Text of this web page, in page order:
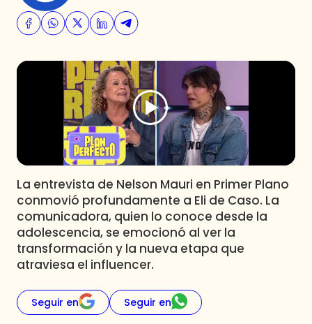
La entrevista de Nelson Mauri en Primer Plano
conmovió profundamente a Eli de Caso. La
comunicadora, quien lo conoce desde la
adolescencia, se emocionó al ver la
transformación y la nueva etapa que
atraviesa el influencer.
Seguir en Seguir en
Club De La Comedia
Contigo en Directo
Plan Perfecto
El Tiempo
Sabingo
Todos Los Programas